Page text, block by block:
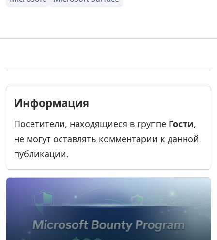
Информация
Посетители, находящиеся в группе Гости,
не могут оставлять комментарии к данной
публикации.